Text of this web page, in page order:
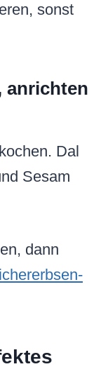
sonst
anrichten
Dal
Sesam
dann